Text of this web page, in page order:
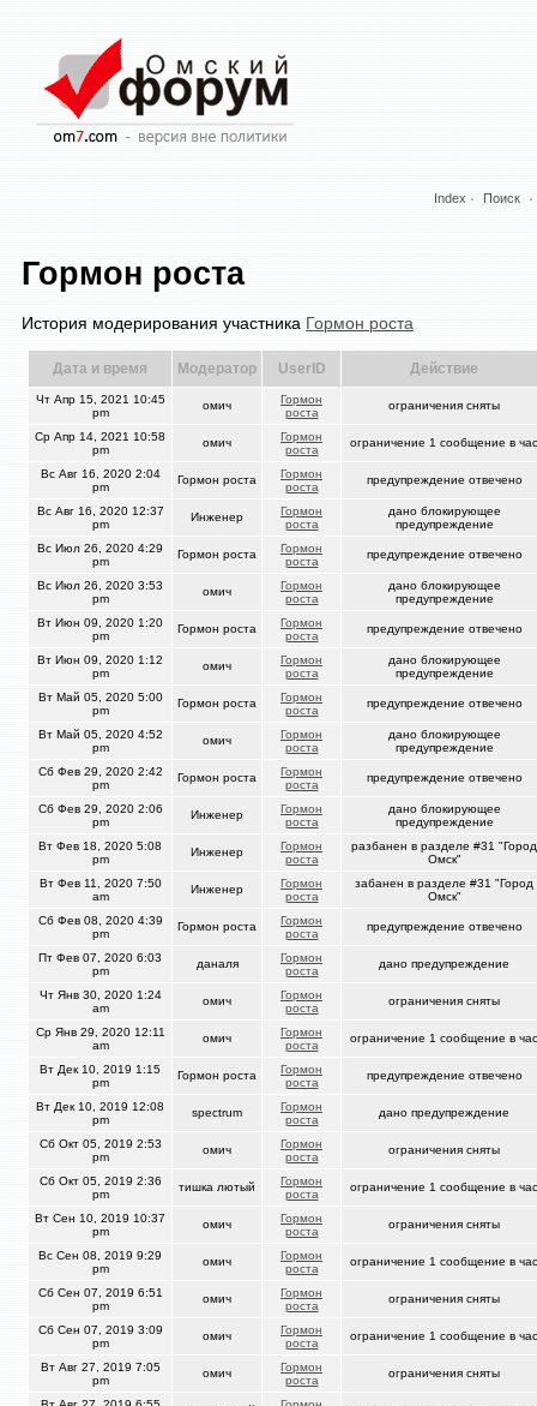
Index Поиск
Гормон роста
История модерирования участника Гормон роста
Дата и время Модератор UserID Действие
Чт Апр 15, 2021 10:45
pm
омич
Гормон
роста
ограничения сняты
Ср Апр 14, 2021 10:58
pm
омич
Гормон
роста
ограничение 1 сообщение в час
Вс Авг 16, 2020 2:04
pm
Гормон роста
Гормон
роста
предупреждение отвечено
Вс Авг 16, 2020 12:37
pm
Инженер
Гормон
роста
дано блокирующее
предупреждение
Вс Июл 26, 2020 4:29
pm
Гормон роста
Гормон
роста
предупреждение отвечено
Вс Июл 26, 2020 3:53
pm
омич
Гормон
роста
дано блокирующее
предупреждение
Вт Июн 09, 2020 1:20
pm
Гормон роста
Гормон
роста
предупреждение отвечено
Вт Июн 09, 2020 1:12
pm
омич
Гормон
роста
дано блокирующее
предупреждение
Вт Май 05, 2020 5:00
pm
Гормон роста
Гормон
роста
предупреждение отвечено
Вт Май 05, 2020 4:52
pm
омич
Гормон
роста
дано блокирующее
предупреждение
Сб Фев 29, 2020 2:42
pm
Гормон роста
Гормон
роста
предупреждение отвечено
Сб Фев 29, 2020 2:06
pm
Инженер
Гормон
роста
дано блокирующее
предупреждение
Вт Фев 18, 2020 5:08
pm
Инженер
Гормон
роста
разбанен в разделе #31 "Город
Омск"
Вт Фев 11, 2020 7:50
am
Инженер
Гормон
роста
забанен в разделе #31 "Город
Омск"
Сб Фев 08, 2020 4:39
pm
Гормон роста
Гормон
роста
предупреждение отвечено
Пт Фев 07, 2020 6:03
pm
даналя
Гормон
роста
дано предупреждение
Чт Янв 30, 2020 1:24
am
омич
Гормон
роста
ограничения сняты
Ср Янв 29, 2020 12:11
am
омич
Гормон
роста
ограничение 1 сообщение в час
Вт Дек 10, 2019 1:15
pm
Гормон роста
Гормон
роста
предупреждение отвечено
Вт Дек 10, 2019 12:08
pm
spectrum
Гормон
роста
дано предупреждение
Сб Окт 05, 2019 2:53
pm
омич
Гормон
роста
ограничения сняты
Сб Окт 05, 2019 2:36
pm
тишка лютый
Гормон
роста
ограничение 1 сообщение в час
Вт Сен 10, 2019 10:37
pm
омич
Гормон
роста
ограничения сняты
Вс Сен 08, 2019 9:29
pm
омич
Гормон
роста
ограничение 1 сообщение в час
Сб Сен 07, 2019 6:51
pm
омич
Гормон
роста
ограничения сняты
Сб Сен 07, 2019 3:09
pm
омич
Гормон
роста
ограничение 1 сообщение в час
Вт Авг 27, 2019 7:05
pm
омич
Гормон
роста
ограничения сняты